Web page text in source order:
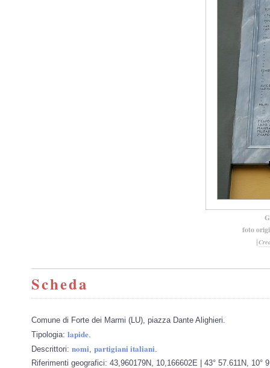
foto
[
Scheda
Comune di Forte dei Marmi (LU), piazza Dante Alighieri.
Tipologia: lapide
Descrittori: nomi partigiani italiani
Riferimenti geografici: 43,960179N, 10,166602E | 43° 57.611N, 10°